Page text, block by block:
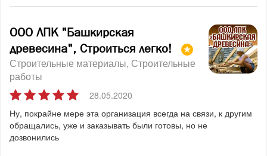
ООО ЛПК "Башкирская
древесина", Строиться легко!
Строительные материалы Строительные
работы
28.05.2020
Ну, покрайне мере эта организация всегда на связи, к другим
обращались, уже и заказывать были готовы, но не
дозвонились